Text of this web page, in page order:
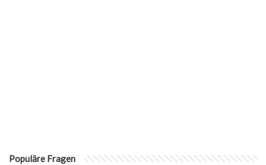
Populäre Fragen